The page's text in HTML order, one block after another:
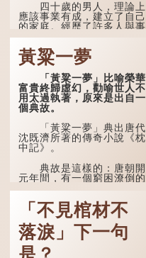
四十歲的男人，理論上
應該事業有成，建立了自己
的家庭。經歷了許多人與事
之後，對事物有了自己的判
斷能力，不會輕易為表象所
迷惑。
孔子在《論語·子罕》
也說：「知者不惑，仁者不
憂，勇者不懼。」「知」與
智慧的「智」相通，四十歲
的男人應已累積足夠智慧，
不再對自己的人生感到困
惑、憂慮與恐懼。
黃粱一夢
「黃粱一夢」比喻榮華
富貴終歸虛幻，勸喻世人不
用太過執著，原來是出自一
個典故。
「黃粱一夢」典出唐代
沈既濟所著的傳奇小說《枕
中記》。
典故是這樣的：唐朝開
元年間，有一個窮困潦倒的
遇到一位呂姓道士，兩人暢
談甚歡。
言談間，盧姓書生感慨
自己雖貴為讀書人，但一直
「不見棺材不
落淚」下一句
是？